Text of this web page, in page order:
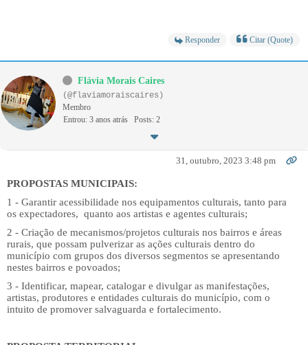
Responder Citar (Quote)
Flávia Morais Caires
(@flaviamoraiscaires)
Membro
Entrou: 3 anos atrás
Posts: 2
31, outubro, 2023 3:48 pm
PROPOSTAS MUNICIPAIS:
1 - Garantir acessibilidade nos equipamentos culturais, tanto para
os expectadores, quanto aos artistas e agentes culturais;
2 - Criação de mecanismos/projetos culturais nos bairros e áreas
rurais, que possam pulverizar as ações culturais dentro do
município com grupos dos diversos segmentos se apresentando
nestes bairros e povoados;
3 - Identificar, mapear, catalogar e divulgar as manifestações,
artistas, produtores e entidades culturais do município, com o
intuito de promover salvaguarda e fortalecimento.